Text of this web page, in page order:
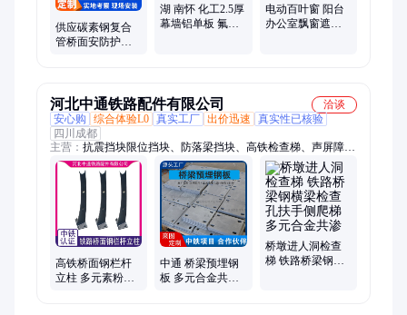
供应碳素钢复合
管桥面安防护栏
湖 南怀 化工2.5厚
幕墙铝单板 氟碳
电动百叶窗 阳台
办公室飘窗遮光
河北中通铁路配件有限公司
洽谈
安心购
综合体验L0 真实工厂 出价迅速
真实性已核验
四川成都
主营： 抗震挡块限位挡块、防落梁挡块、高铁检查梯、声屏障钢
立柱、钢横梁、预埋t钢、栏杆遮板预埋件、接触网预埋钢板、
吊围栏角钢支架、支座预埋钢板、人行道钢横梁、人行道钢支
架、声屏障遮板预埋件、声屏障预埋件、吊围栏、防落梁预埋
件、桥墩墩顶围栏、墩身检查梯、铁路预埋件、桥梁预埋件、临
时支座、下锚拉线预埋件、多元合金共渗钝化封闭、CRCC认
证、桥墩护栏
高铁桥面钢栏杆
立柱 多元素粉末
中通 桥梁预埋钢
板 多元合金共渗
桥墩进人洞检查
梯 铁路桥梁钢横